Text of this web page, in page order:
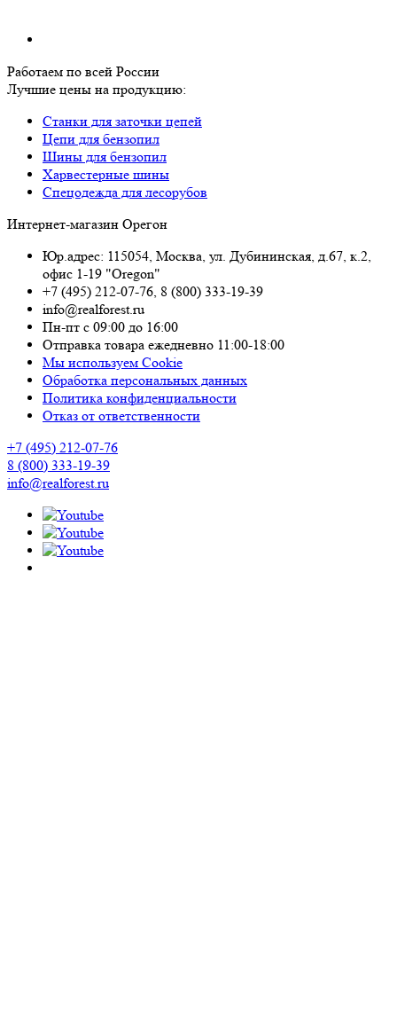
Работаем по всей России
Лучшие цены на продукцию:
Станки для заточки цепей
Цепи для бензопил
Шины для бензопил
Харвестерные шины
Спецодежда для лесорубов
Интернет-магазин Орегон
Юр.адрес: 115054, Москва, ул. Дубининская, д.67, к.2,
офис 1-19 "Oregon"
+7 (495) 212-07-76, 8 (800) 333-19-39
info@realforest.ru
Пн-пт с 09:00 до 16:00
Отправка товара ежедневно 11:00-18:00
Мы используем Cookie
Обработка персональных данных
Политика конфиденциальности
Отказ от ответственности
+7 (495) 212-07-76
8 (800) 333-19-39
info@realforest.ru